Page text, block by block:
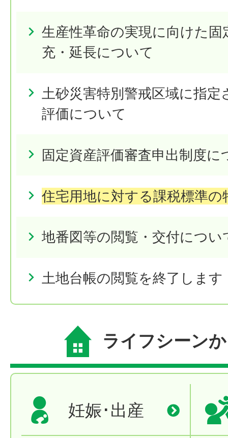
生産性革命の実現に向けた
充・延長について
土砂災害特別警戒区域に指
評価について
固定資産評価審査申出制度に
住宅用地に対する課税標準
地番図等の閲覧・交付につい
土地台帳の閲覧を終了します
ライフシーン
妊娠･出産